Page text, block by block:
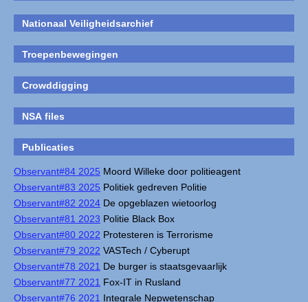
Nationaal Veiligheidsarchief
Troepenbewegingen
Crowddigging
NSA files
Publicaties
Observant#84 2025 Moord Willeke door politieagent
Observant#83 2025 Politiek gedreven Politie
Observant#82 2024 De opgeblazen wietoorlog
Observant#81 2023 Politie Black Box
Observant#80 2022 Protesteren is Terrorisme
Observant#79 2022 VASTech / Cyberupt
Observant#78 2021 De burger is staatsgevaarlijk
Observant#77 2021 Fox-IT in Rusland
Observant#76 2021 Integrale Nepwetenschap